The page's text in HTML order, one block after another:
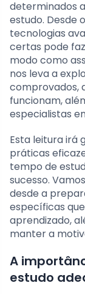
determinados
estudo. Desde
tecnologias
certas pode
modo como
nos leva a
comprovados,
funcionam,
especialistas
Esta leitura irá
práticas
tempo de
sucesso.
desde a
específicas
aprendizado,
manter a
A
estudo